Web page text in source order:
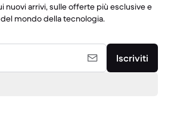
nuovi arrivi, sulle offerte più esclusive e
mondo della tecnologia.
Iscriviti